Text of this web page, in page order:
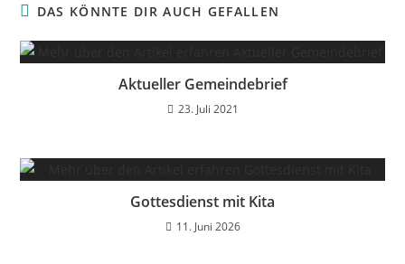
DAS KÖNNTE DIR AUCH GEFALLEN
Aktueller Gemeindebrief
23. Juli 2021
Gottesdienst mit Kita
11. Juni 2026